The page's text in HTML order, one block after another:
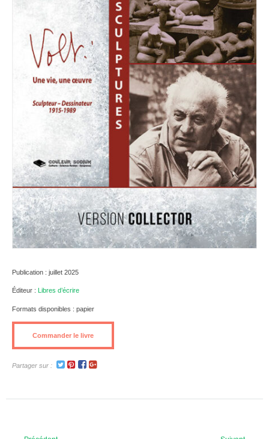
Publication : juillet 2025
Éditeur : Libres d’écrire
Formats disponibles : papier
Commander le livre
Partager sur :